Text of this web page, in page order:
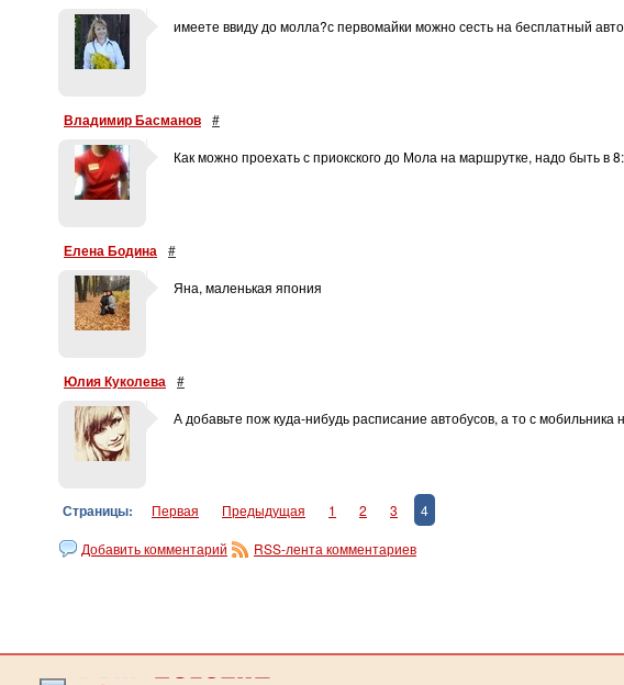
имеете ввиду до молла?с первомайки можно сесть на бесплатный
Владимир Басманов #
Как можно проехать с приокского до Мола на маршрутке, надо быть в
Елена Бодина #
Яна, маленькая япония
Юлия Куколева #
А добавьте пож куда-нибудь расписание автобусов, а то с
Страницы: Первая Предыдущая 1 2 3 4
Добавить комментарий RSS-лента комментариев